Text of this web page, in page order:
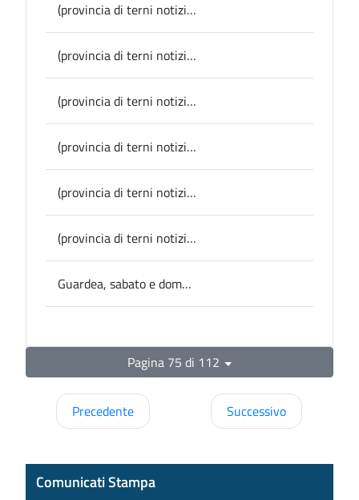
(provincia di terni notizie) Calvi dell’Umbria, Festival: domani per la sezione “Incontri” ospite Antonio Fresa
(provincia di terni notizie) Stroncone, il Comune dà in adozione le aree verdi
(provincia di terni notizie) Lugnano in Teverina, il Sindaco e il Consiglio comunale consegnano le targhe al merito al comandante dei carabinieri e al vice che vanno in pensione
(provincia di terni notizie) Montefranco, convocata per martedì prossimo la seduta del Consiglio comunale
(provincia di terni notizie) Alviano, apre domani la mostra dell’artista Miotti al castello di Bartolomeo
(provincia di terni notizie) Calvi Festival, ancora il teatro protagonista con Daniele Parisi e Pino Strabioli
Guardea, sabato e domenica torna il Festival Teatro Ragazzi
Pagina 75 di 112
Precedente Successivo
Comunicati Stampa